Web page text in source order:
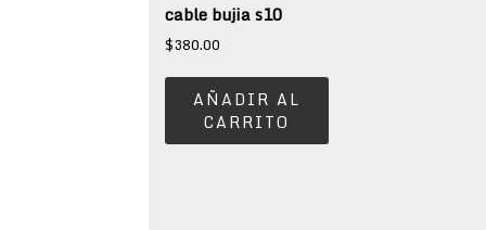
cable bujia s10
$380.00
AÑADIR AL
CARRITO